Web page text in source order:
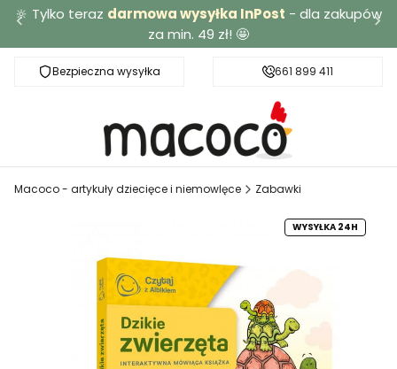
🔆 Tylko teraz darmowa wysyłka InPost - dla zakupów
za min. 49 zł! 🤩
Bezpieczna wysyłka Darmowa dostawa od 49 zł
661 899 411
Macoco - artykuły dziecięce i niemowlęce Zabawki
WYSYŁKA 24H